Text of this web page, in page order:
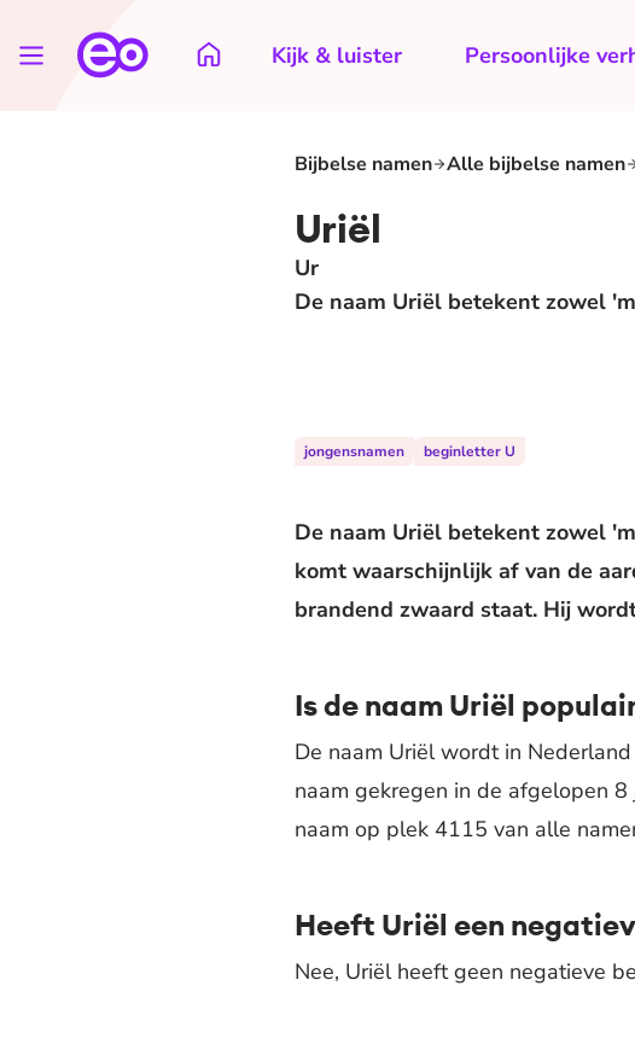
Kijk & luister Persoonlijke
Bijbelse namen Alle bijbelse namen
Uriël
Ur
De naam Uriël betekent zowel
jongensnamen beginletter U
De naam Uriël betekent zowel
komt waarschijnlijk af van de
brandend zwaard staat. Hij
Is de naam Uriël
De naam Uriël wordt in
naam gekregen in de afgelopen
naam op plek 4115 van alle
Heeft Uriël een
Nee, Uriël heeft geen negatieve